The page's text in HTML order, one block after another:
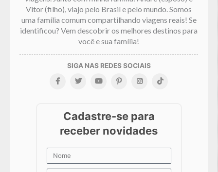
Vitor (filho), viajo pelo Brasil e pelo mundo. Somos
uma família comum compartilhando viagens reais! Se
identificou? Vem descobrir os melhores destinos para
você e sua família!